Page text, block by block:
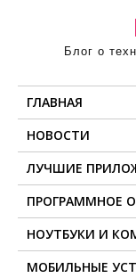
Блог о
ГЛАВНАЯ
НОВОСТИ
ЛУЧШИЕ
ПРОГРАММНОЕ
НОУТБУКИ И
МОБИЛЬНЫЕ